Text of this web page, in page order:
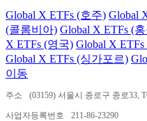
Global X ETFs (호주) Global
(콜롬비아) Global X ETFs (
X ETFs (영국) Global X
Global X ETFs (싱가포르)
이동
주소 (03159) 서울시 종로구 종로33,
사업자등록번호 211-86-23290